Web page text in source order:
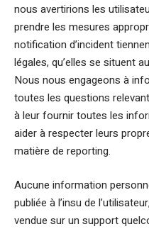
nous avertirions les
prendre les mesures
notification d’incident
légales, qu’elles se situent
Nous nous engageons à
toutes les questions
à leur fournir toutes les
aider à respecter leurs
matière de reporting.
Aucune information
publiée à l’insu de
vendue sur un support